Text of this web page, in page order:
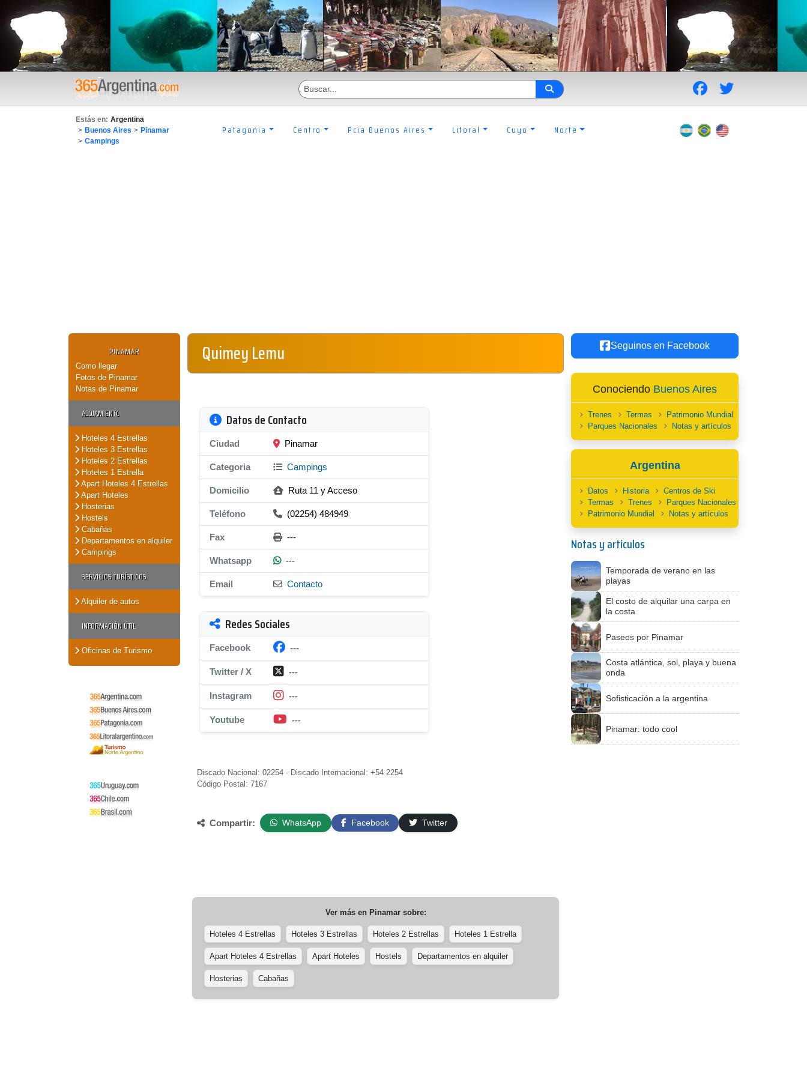
Estás en: Argentina
> Buenos Aires > Pinamar
> Campings
Patagonia Centro Pcia Buenos Aires Litoral Cuyo Norte
PINAMAR
Como llegar
Fotos de Pinamar
Notas de Pinamar
ALOJAMIENTO
Hoteles 4 Estrellas
Hoteles 3 Estrellas
Hoteles 2 Estrellas
Hoteles 1 Estrella
Apart Hoteles 4 Estrellas
Apart Hoteles
Hosterias
Hostels
Cabañas
Departamentos en alquiler
Campings
SERVICIOS TURÍSTICOS
Alquiler de autos
INFORMACIÓN ÚTIL
Oficinas de Turismo
Quimey Lemu
Datos de Contacto
Ciudad Pinamar
Categoria Campings
Domicilio Ruta 11 y Acceso
Teléfono (02254) 484949
Fax ---
Whatsapp ---
Email Contacto
Redes Sociales
Facebook ---
Twitter / X ---
Instagram ---
Youtube ---
Discado Nacional: 02254 · Discado Internacional: +54 2254
Código Postal: 7167
Compartir: WhatsApp Facebook Twitter
Ver más en Pinamarsobre:
Hoteles 4 Estrellas Hoteles 3 Estrellas Hoteles 2 Estrellas Hoteles 1 Estrella
Apart Hoteles 4 Estrellas Apart Hoteles Hostels Departamentos en alquiler
Hosterias Cabañas
Seguinos en Facebook
Conociendo Buenos Aires
Trenes Termas
Patrimonio Mundial
Parques Nacionales
Notas y artículos
Argentina
Datos Historia
Centros de Ski
Termas
Trenes
Parques Nacionales
Patrimonio Mundial
Notas y artículos
Notas y artículos
Temporada de verano en las
playas
El costo de alquilar una carpa en
la costa
Paseos por Pinamar
Costa atlántica, sol, playa y buena
onda
Sofisticación a la argentina
Pinamar: todo cool